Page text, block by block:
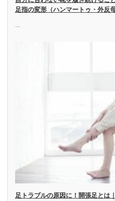
足指の変形（ハンマートゥ・外反
足トラブルの原因に！開張足とは